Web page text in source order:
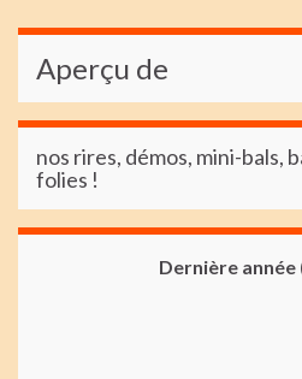
Aperçu de
nos rires, démos, mini-bals,
folies !
Dernière année